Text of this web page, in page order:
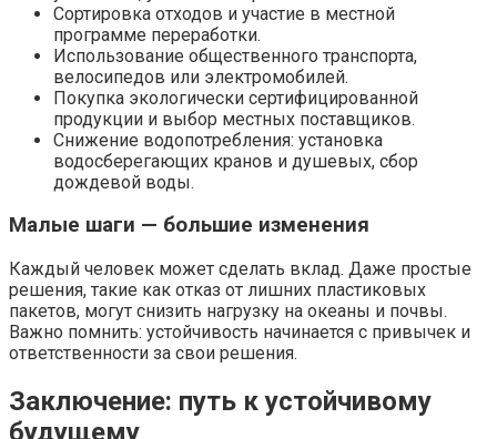
Сортировка отходов и участие в местной
программе переработки.
Использование общественного транспорта,
велосипедов или электромобилей.
Покупка экологически сертифицированной
продукции и выбор местных поставщиков.
Снижение водопотребления: установка
водосберегающих кранов и душевых, сбор
дождевой воды.
Малые шаги — большие изменения
Каждый человек может сделать вклад. Даже простые
решения, такие как отказ от лишних пластиковых
пакетов, могут снизить нагрузку на океаны и почвы.
Важно помнить: устойчивость начинается с привычек и
ответственности за свои решения.
Заключение: путь к устойчивому
будущему